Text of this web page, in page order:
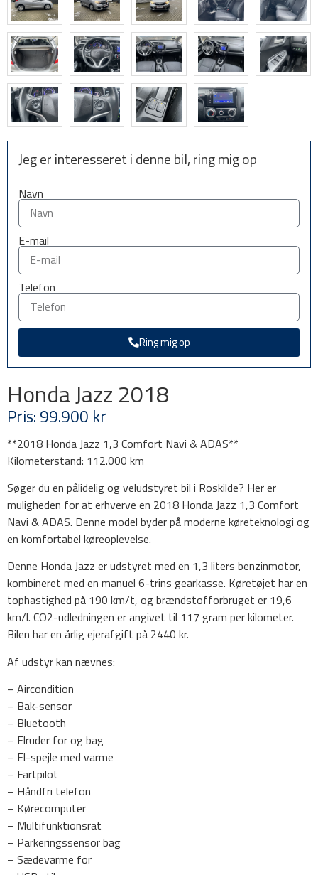
Jeg er interesseret i denne bil, ring mig op
Navn
E-mail
Telefon
Ring mig op
Honda Jazz 2018
Pris: 99.900 kr
**2018 Honda Jazz 1,3 Comfort Navi & ADAS**
Kilometerstand: 112.000 km
Søger du en pålidelig og veludstyret bil i Roskilde? Her er
muligheden for at erhverve en 2018 Honda Jazz 1,3 Comfort
Navi & ADAS. Denne model byder på moderne køreteknologi og
en komfortabel køreoplevelse.
Denne Honda Jazz er udstyret med en 1,3 liters benzinmotor,
kombineret med en manuel 6-trins gearkasse. Køretøjet har en
tophastighed på 190 km/t, og brændstofforbruget er 19,6
km/l. CO2-udledningen er angivet til 117 gram per kilometer.
Bilen har en årlig ejerafgift på 2440 kr.
Af udstyr kan nævnes:
– Aircondition
– Bak-sensor
– Bluetooth
– Elruder for og bag
– El-spejle med varme
– Fartpilot
– Håndfri telefon
– Kørecomputer
– Multifunktionsrat
– Parkeringssensor bag
– Sædevarme for